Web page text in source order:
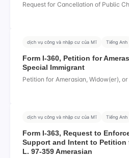
Request for Cancellation of Public
dịch vụ công và nhập cư của Mĩ Tiếng Anh
Form I-360, Petition for
Special Immigrant
Petition for Amerasian, Widow(er),
dịch vụ công và nhập cư của Mĩ Tiếng Anh
Form I-363, Request to
Support and Intent to Petition
L. 97-359 Amerasian